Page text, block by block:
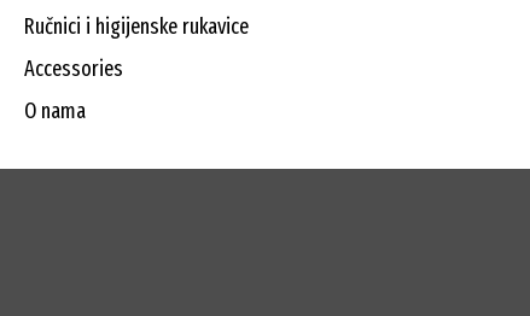
ručnici i higijenske rukavice
accessories
o nama